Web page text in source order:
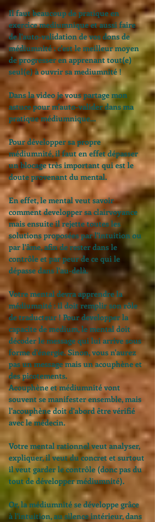
Il faut beaucoup de pratique en
exercice mediumnique et aussi faire
de l'auto-validation de vos dons de
médiumnité : c'est le meilleur moyen
de progresser en apprenant tout(e)
seul(e) à ouvrir sa mediumnité !
Dans la video je vous partage mon
astuce pour m'auto-valider dans ma
pratique médiumnique...
Pour développer sa propre
médiumnité, il faut en effet dépasser
un blocage très important qui est le
doute provenant du mental.
En effet, le mental veut savoir
comment developper sa clairvoyance
mais ensuite il rejette toutes les
solutions proposées par l'intuition ou
par l'âme, afin de rester dans le
contrôle et par peur de ce qui le
dépasse dans l'au-delà.
Votre mental devra apprendre la
médiumnité : il doit remplir son rôle
de traducteur ! Pour developper la
capacite de medium, le mental doit
décoder le message qui lui arrive sous
forme d'énergie. Sinon, vous n'aurez
pas un message mais un acouphène et
des picotements.
Acouphène et médiumnité vont
souvent se manifester ensemble, mais
l'acouphène doit d'abord être vérifié
avec le médecin.
Votre mental rationnel veut analyser,
expliquer, il veut du concret et surtout
il veut garder le contrôle (donc pas du
tout de développer médiumnité).
Or, la médiumnité se développe grâce
à l'intuition, au silence intérieur, dans